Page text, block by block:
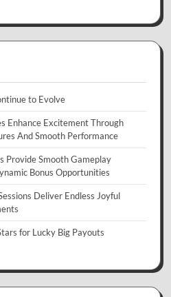
to Evolve
Enhance Excitement Through
And Smooth Performance
Provide Smooth Gameplay
Bonus Opportunities
Deliver Endless Joyful
for Lucky Big Payouts